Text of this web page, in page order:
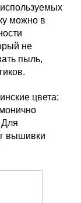
можно в
не
пыль,
цвета:
Для
вышивки